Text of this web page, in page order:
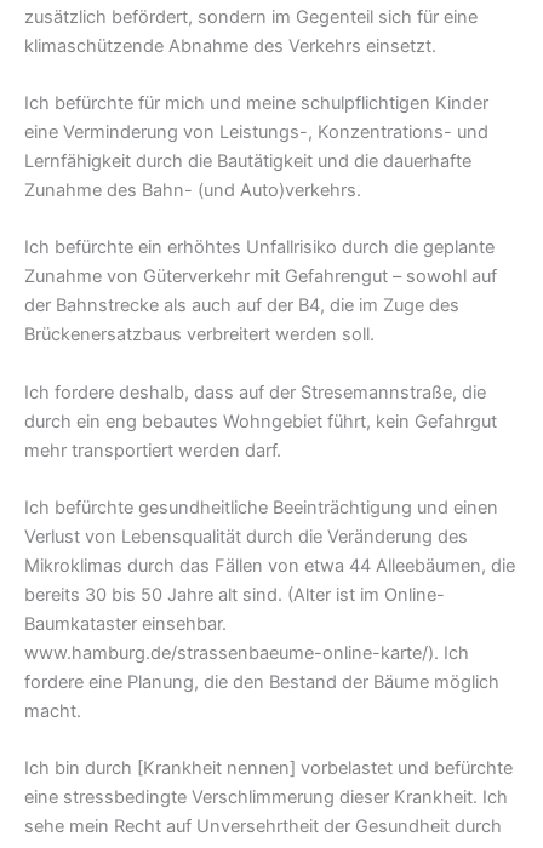
zusätzlich befördert, sondern im Gegenteil sich für eine
klimaschützende Abnahme des Verkehrs einsetzt.
Ich befürchte für mich und meine schulpflichtigen Kinder
eine Verminderung von Leistungs-, Konzentrations- und
Lernfähigkeit durch die Bautätigkeit und die dauerhafte
Zunahme des Bahn- (und Auto)verkehrs.
Ich befürchte ein erhöhtes Unfallrisiko durch die geplante
Zunahme von Güterverkehr mit Gefahrengut – sowohl auf
der Bahnstrecke als auch auf der B4, die im Zuge des
Brückenersatzbaus verbreitert werden soll.
Ich fordere deshalb, dass auf der Stresemannstraße, die
durch ein eng bebautes Wohngebiet führt, kein Gefahrgut
mehr transportiert werden darf.
Ich befürchte gesundheitliche Beeinträchtigung und einen
Verlust von Lebensqualität durch die Veränderung des
Mikroklimas durch das Fällen von etwa 44 Alleebäumen, die
bereits 30 bis 50 Jahre alt sind. (Alter ist im Online-
Baumkataster einsehbar.
www.hamburg.de/strassenbaeume-online-karte/). Ich
fordere eine Planung, die den Bestand der Bäume möglich
macht.
Ich bin durch [Krankheit nennen] vorbelastet und befürchte
eine stressbedingte Verschlimmerung dieser Krankheit. Ich
sehe mein Recht auf Unversehrtheit der Gesundheit durch